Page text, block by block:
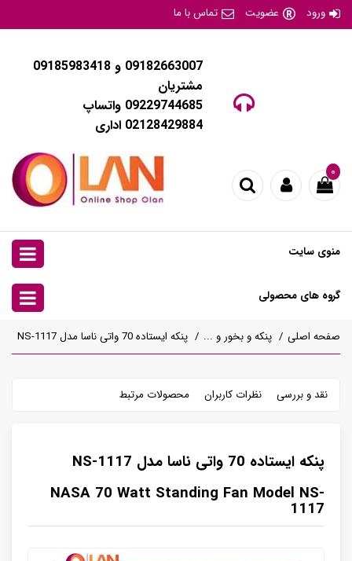
ورود عضویت تماس با ما
09182663007 و 09185983418
مشتریان
09229744685 واتساپ
02128429884 اداری
۰
منوی سایت
گروه های محصولی
صفحه اصلی پنکه و بخور و ... پنکه ایستاده 70 واتی ناسا مدل NS-1117
نقد و بررسی نظرات کاربران محصولات مرتبط
پنکه ایستاده 70 واتی ناسا مدل NS-1117
NASA 70 Watt Standing Fan Model NS-
1117